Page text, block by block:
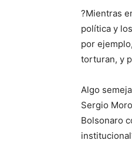
?Mientras
política y
por
torturan, y
Algo
Sergio
Bolsonaro